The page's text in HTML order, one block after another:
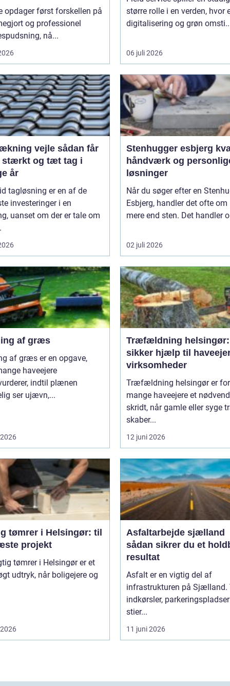
opdager først forskellen på
og professionel
nå...
større rolle i en verden, hvor
digitalisering og grøn
06 juli 2026
vejle sådan får
stærkt og tæt tag i
år
tagløsning er en af de
investeringer i en
uanset om der er tale om
Stenhugger esbjerg kvalitet,
håndværk og
løsninger
Når du søger efter en
Esbjerg, handler det ofte om
mere end sten. Det handler
02 juli 2026
af græs
af græs er en opgave,
haveejere
indtil plænen
ser ujævn,...
Træfældning helsingør:
sikker hjælp til
virksomheder
Træfældning helsingør er for
mange haveejere et
skridt, når gamle eller syge
skaber...
12 juni 2026
tømrer i Helsingør: til
projekt
tømrer i Helsingør er et
udtryk, når boligejere og
Asfaltarbejde sjælland
sådan sikrer du et
resultat
Asfalt er en vigtig del af
infrastrukturen på Sjælland.
indkørsler,
stier...
11 juni 2026